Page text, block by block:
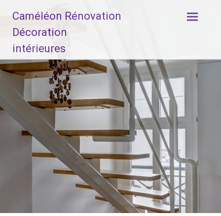
contenu
Caméléon Rénovation
Décoration
intérieures